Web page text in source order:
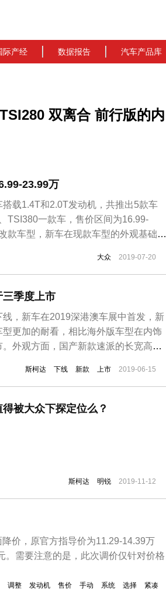
际产经 数据报告 汽车产品库
双离合 前行版的内
23.99万
载1.4T和2.0T发动机，共推出5款车
TSI380一款车，售价区间为16.99-
款车型，新车在现款车型的外观基础上
全新的全LED大灯将作为标配出现在
大众 2019-07-20
季度上市
，新车在2019深港澳车展中首发，新
更加的耐看，相比海外版车型在内饰
外观方面，国产新款速派的长宽高分
瀑式设计，前包围采用的贯穿式镀铬
斯柯达 下线 新款 上市 2019-06-15
被大众下探定位么？
斯柯达 明锐 2019-11-12
价，原官方指导价为11.29-14.39万
。需要注意的是，此次调价仅针对价格
调整 发动机 售价 手动 系统 选择
紧凑